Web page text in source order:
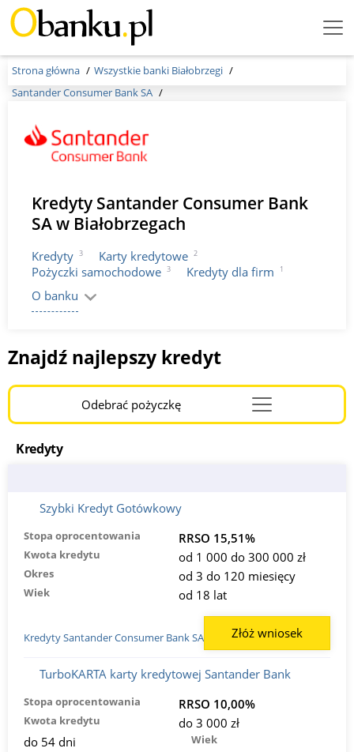
Menu
Strona główna
Wszystkie banki Białobrzegi
Santander Consumer Bank SA
Kredyty Santander Consumer Bank
SA w Białobrzegach
Kredyty 3 Karty kredytowe 2
Pożyczki samochodowe 3 Kredyty dla firm 1
O banku
Znajdź najlepszy kredyt
Odebrać pożyczkęMenu
Burger
Kredyty
Szybki Kredyt Gotówkowy
Stopa oprocentowania RRSO 15,51%
Kwota kredytu od 1 000 do 300 000 zł
Okres od 3 do 120 miesięcy
Wiek od 18 lat
Kredyty Santander Consumer Bank SA Złóż wniosek
TurboKARTA karty kredytowej Santander Bank
Stopa oprocentowania RRSO 10,00%
Kwota kredytu
do 3 000 zł
do 54 dni
Wiek